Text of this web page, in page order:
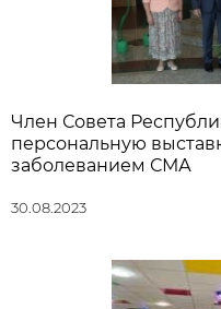
Член Совета
персональную
заболеванием СМА
30.08.2023